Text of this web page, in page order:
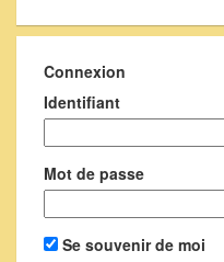
Connexion
Identifiant
Mot de passe
Se souvenir de moi